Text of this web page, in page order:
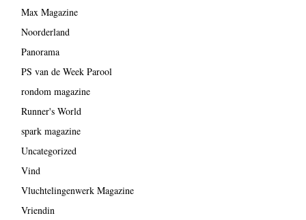
Max Magazine
Noorderland
Panorama
PS van de Week Parool
rondom magazine
Runner's World
spark magazine
Uncategorized
Vind
Vluchtelingenwerk Magazine
Vriendin